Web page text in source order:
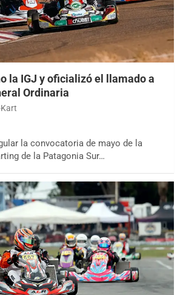
la IGJ y oficializó el llamado a
Ordinaria
Kart
la convocatoria de mayo de la
de la Patagonia Sur…